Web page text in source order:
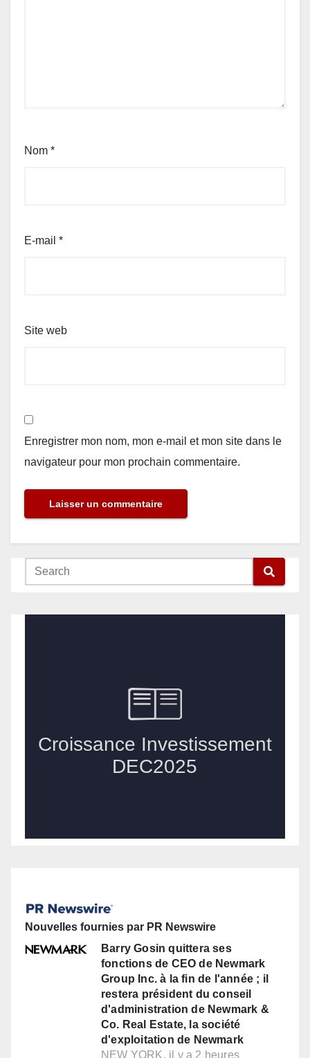
Nom *
E-mail *
Site web
Enregistrer mon nom, mon e-mail et mon site dans le
navigateur pour mon prochain commentaire.
Nouvelles fournies par PR Newswire
Barry Gosin quittera ses
fonctions de CEO de Newmark
Group Inc. à la fin de l'année ; il
restera président du conseil
d'administration de Newmark &
Co. Real Estate, la société
d'exploitation de Newmark
NEW YORK, il y a 2 heures